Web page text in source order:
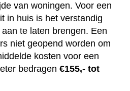
van woningen. Voor een
in huis is het verstandig
te laten brengen. Een
niet geopend worden om
kosten voor een
bedragen €155,- tot